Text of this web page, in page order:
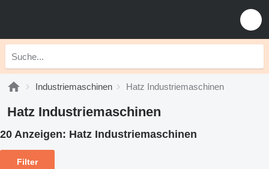
Industriemaschinen Hatz Industriemaschinen
Hatz Industriemaschinen
20 Anzeigen: Hatz Industriemaschinen
Filter